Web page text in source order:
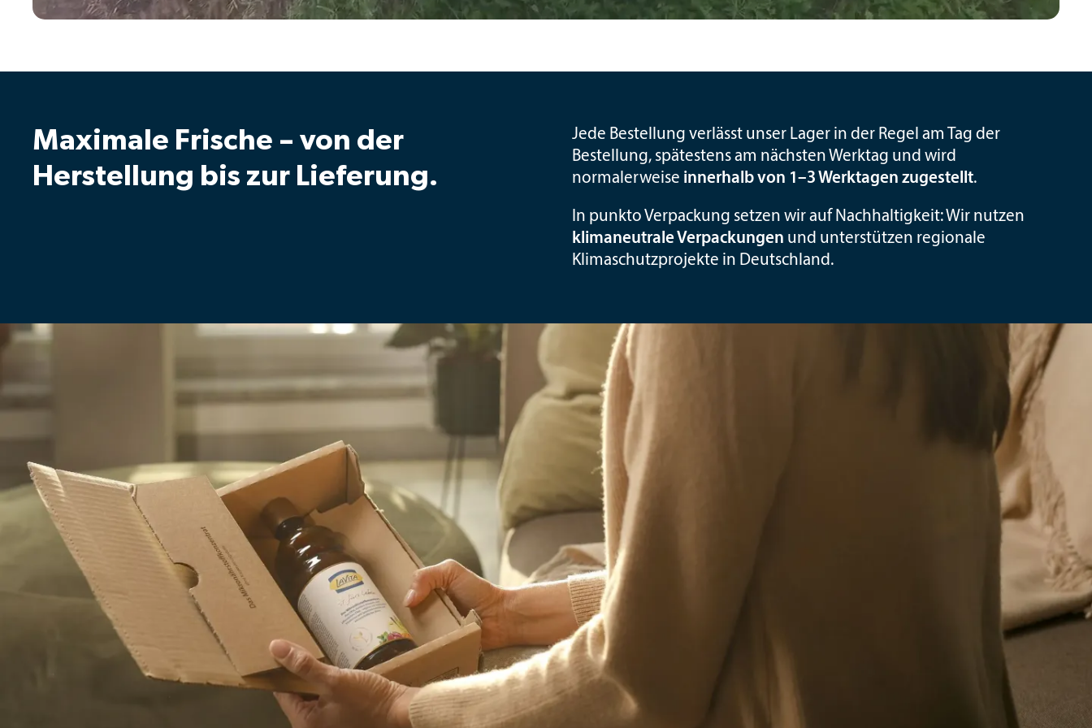
Maximale Frische – von der
Herstellung bis zur Lieferung.
Jede Bestellung verlässt unser Lager in der Regel am Tag der
Bestellung, spätestens am nächsten Werktag und wird
normalerweise innerhalb von 1–3 Werktagen zugestellt.
In punkto Verpackung setzen wir auf Nachhaltigkeit: Wir nutzen
klimaneutrale Verpackungen und unterstützen regionale
Klimaschutzprojekte in Deutschland.